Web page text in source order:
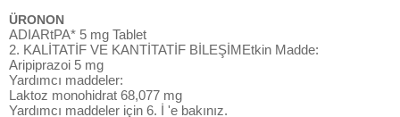
ÜRONON
ADIARtPA* 5 mg Tablet
2. KALİTATİF VE KANTİTATİF BİLEŞİMEtkin Madde:
Aripiprazoi 5 mg
Yardımcı maddeler:
Laktoz monohidrat 68,077 mg
Yardımcı maddeler için 6. İ 'e bakınız.